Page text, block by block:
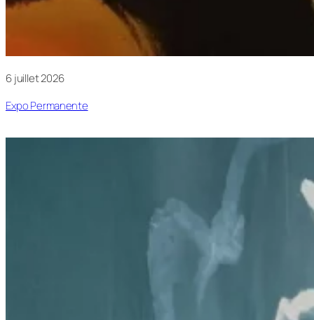
6 juillet 2026
Expo Permanente